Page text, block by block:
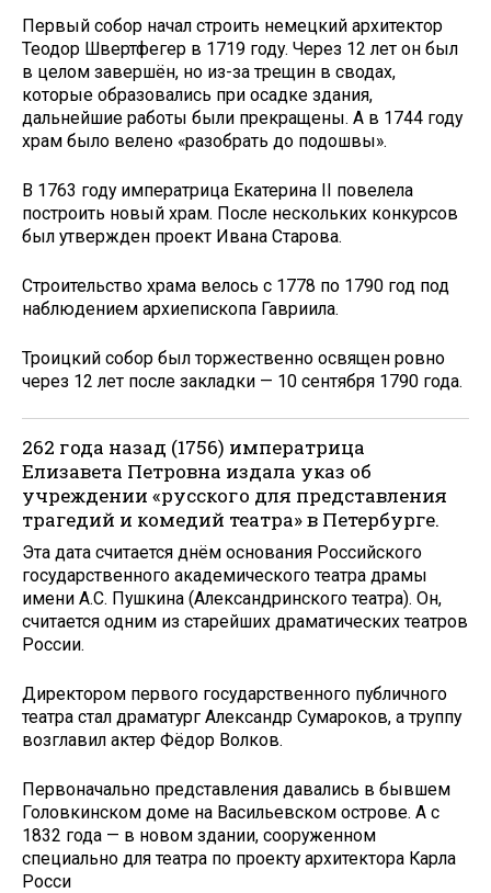
Первый собор начал строить немецкий архитектор
Теодор Швертфегер в 1719 году. Через 12 лет он был
в целом завершён, но из-за трещин в сводах,
которые образовались при осадке здания,
дальнейшие работы были прекращены. А в 1744 году
храм было велено «разобрать до подошвы».
В 1763 году императрица Екатерина II повелела
построить новый храм. После нескольких конкурсов
был утвержден проект Ивана Старова.
Строительство храма велось с 1778 по 1790 год под
наблюдением архиепископа Гавриила.
Троицкий собор был торжественно освящен ровно
через 12 лет после закладки — 10 сентября 1790 года.
262 года назад (1756) императрица
Елизавета Петровна издала указ об
учреждении «русского для представления
трагедий и комедий театра» в Петербурге.
Эта дата считается днём основания Российского
государственного академического театра драмы
имени А.С. Пушкина (Александринского театра). Он,
считается одним из старейших драматических театров
России.
Директором первого государственного публичного
театра стал драматург Александр Сумароков, а труппу
возглавил актер Фёдор Волков.
Первоначально представления давались в бывшем
Головкинском доме на Васильевском острове. А с
1832 года — в новом здании, сооруженном
специально для театра по проекту архитектора Карла
Росси